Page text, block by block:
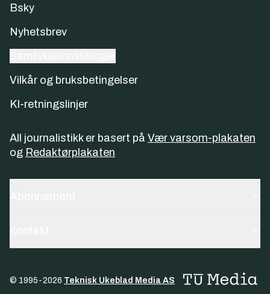
Bsky
Nyhetsbrev
Vilkår og bruksbetingelser
KI-retningslinjer
All journalistikk er basert på Vær varsom-plakaten
og Redaktørplakaten
© 1995-2026 Teknisk Ukeblad Media AS